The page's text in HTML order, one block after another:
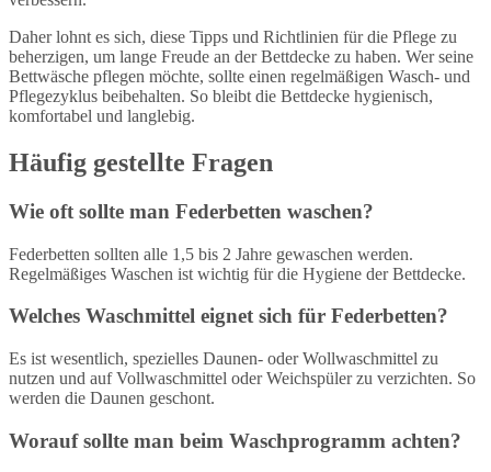
Daher lohnt es sich, diese Tipps und Richtlinien für die Pflege zu
beherzigen, um lange Freude an der Bettdecke zu haben. Wer seine
Bettwäsche pflegen möchte, sollte einen regelmäßigen Wasch- und
Pflegezyklus beibehalten. So bleibt die Bettdecke hygienisch,
komfortabel und langlebig.
Häufig gestellte Fragen
Wie oft sollte man Federbetten waschen?
Federbetten sollten alle 1,5 bis 2 Jahre gewaschen werden.
Regelmäßiges Waschen ist wichtig für die Hygiene der Bettdecke.
Welches Waschmittel eignet sich für Federbetten?
Es ist wesentlich, spezielles Daunen- oder Wollwaschmittel zu
nutzen und auf Vollwaschmittel oder Weichspüler zu verzichten. So
werden die Daunen geschont.
Worauf sollte man beim Waschprogramm achten?